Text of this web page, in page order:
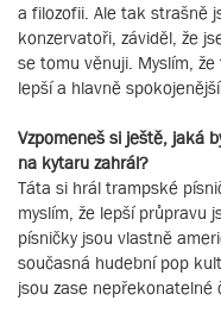
a filozofii. Ale tak strašně
konzervatoři, záviděl, že
se tomu věnuji. Myslím,
lepší a hlavně
Vzpomeneš si ještě, jaká
na kytaru zahrál?
Táta si hrál trampské
myslím, že lepší průpravu
písničky jsou vlastně
současná hudební pop
jsou zase nepřekonatelné